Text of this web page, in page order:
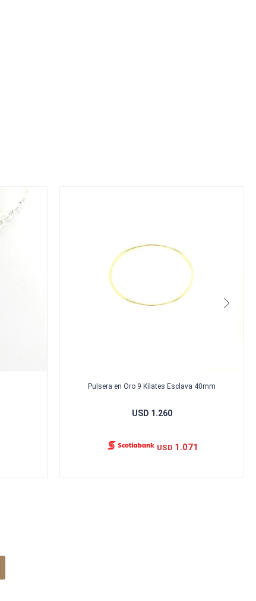
Pulsera en Oro 9 Kilates Esclava 40mm
USD 1.260
USD 1.071